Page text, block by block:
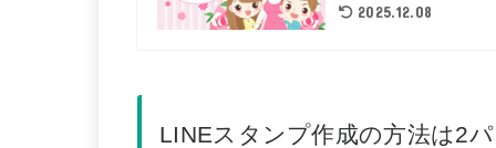
2025.12.08
LINEスタンプ作成の方法は2